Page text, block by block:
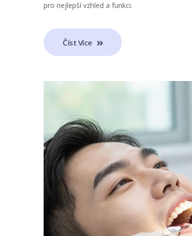
pro nejlepší vzhled a funkci.
Číst Více